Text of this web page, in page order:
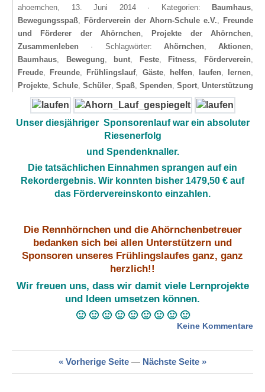
ahoernchen, 13. Juni 2014· Kategorien: Baumhaus,
Bewegungsspaß, Förderverein der Ahorn-Schule e.V., Freunde
und Förderer der Ahörnchen, Projekte der Ahörnchen,
Zusammenleben · Schlagwörter: Ahörnchen, Aktionen,
Baumhaus, Bewegung, bunt, Feste, Fitness, Förderverein,
Freude, Freunde, Frühlingslauf, Gäste, helfen, laufen, lernen,
Projekte, Schule, Schüler, Spaß, Spenden, Sport, Unterstützung
Unser diesjähriger Sponsorenlauf war ein absoluter
Riesenerfolg
und Spendenknaller.
Die tatsächlichen Einnahmen sprangen auf ein
Rekordergebnis. Wir konnten bisher 1479,50 € auf
das Fördervereinskonto einzahlen.
Die Rennhörnchen und die Ahörnchenbetreuer
bedanken sich bei allen Unterstützern und
Sponsoren unseres Frühlingslaufes ganz, ganz
herzlich!!
Wir freuen uns, dass wir damit viele Lernprojekte
und Ideen umsetzen können.
🙂 🙂 🙂 🙂 🙂 🙂 🙂 🙂 🙂
Keine Kommentarezu
der
« Vorherige Seite — Nächste Seite »